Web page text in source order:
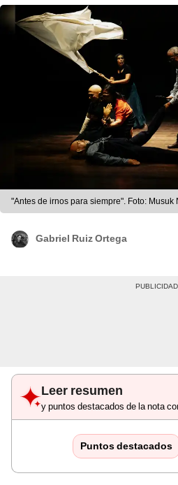
"Antes de irnos para siempre". Foto: Musuk
Gabriel Ruiz Ortega
Leer resumen
y puntos destacados de la nota
Puntos destacados